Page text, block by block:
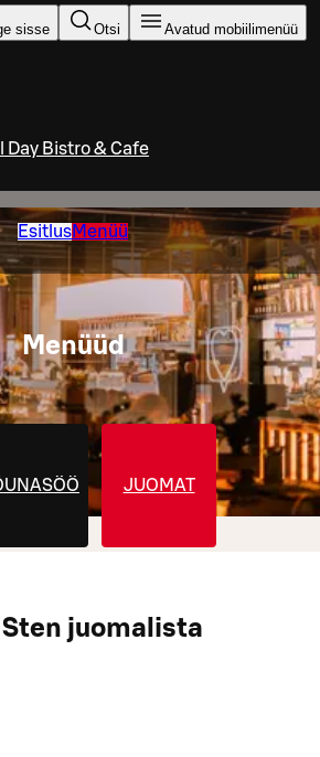
sisse Otsi Avatud mobiilimenüü
Day Bistro & Cafe
EsitlusMenüü
Menüüd
JUOMAT
Sten juomalista